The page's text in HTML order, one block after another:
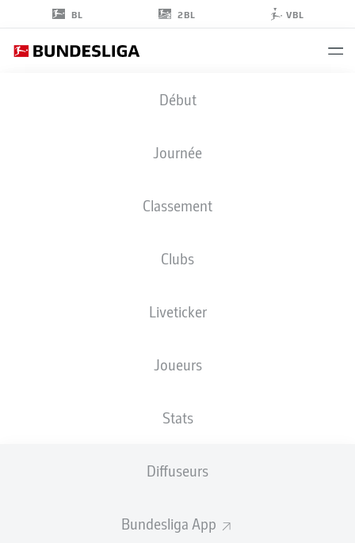
BL 2BL VBL
Début
Journée
Classement
Clubs
Liveticker
Joueurs
Stats
Diffuseurs
Bundesliga App